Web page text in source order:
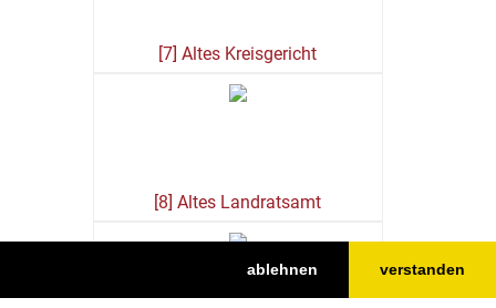
ablehnen verstanden
[7] Altes Kreisgericht
[8] Altes Landratsamt